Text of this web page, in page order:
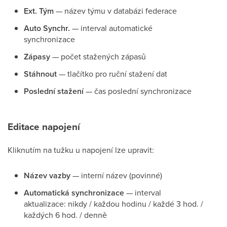
Ext. Tým— název týmu v databázi federace
Auto Synchr. — interval automatické
synchronizace
Zápasy— počet stažených zápasů
Stáhnout— tlačítko pro ruční stažení dat
Poslední stažení— čas poslední synchronizace
Editace napojení
Kliknutím na tužku u napojení lze upravit:
Název vazby— interní název (povinné)
Automatická synchronizace— interval
aktualizace: nikdy / každou hodinu / každé 3 hod. /
každých 6 hod. / denně